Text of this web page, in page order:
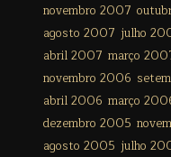
novembro 2007
agosto 2007 julho
abril 2007 março
novembro 2006
abril 2006 março
dezembro 2005
agosto 2005 julho